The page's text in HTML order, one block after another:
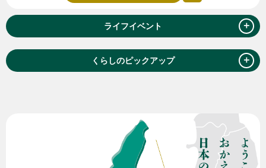
ライフイベント ＋
くらしのピックアップ ＋